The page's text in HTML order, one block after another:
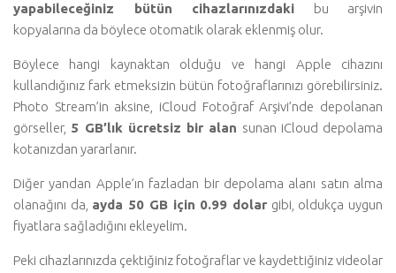
yapabileceğiniz bütün cihazlarınızdaki bu arşivin
kopyalarına da böylece otomatik olarak eklenmiş olur.
Böylece hangi kaynaktan olduğu ve hangi Apple cihazını
kullandığınız fark etmeksizin bütün fotoğraflarınızı görebilirsiniz.
Photo Stream’in aksine, iCloud Fotoğraf Arşivi’nde depolanan
görseller, 5 GB’lık ücretsiz bir alan sunan iCloud depolama
kotanızdan yararlanır.
Diğer yandan Apple’ın fazladan bir depolama alanı satın alma
olanağını da, ayda 50 GB için 0.99 dolargibi, oldukça uygun
fiyatlara sağladığını ekleyelim.
Peki cihazlarınızda çektiğiniz fotoğraflar ve kaydettiğiniz videolar